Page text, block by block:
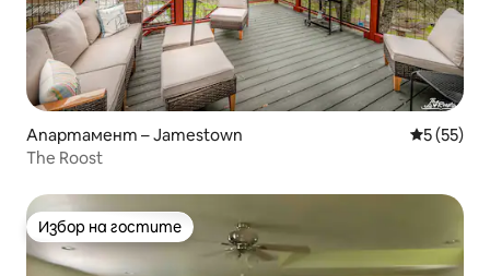
Апартамент – Jamestown Средна
5 (55)
The Roost
Избор на гостите
Избор на гостите